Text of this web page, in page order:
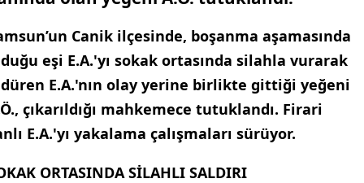
Canik ilçesinde, boşanma aşamasında
eşi E.A.'yı sokak ortasında silahla vurarak
E.A.'nın olay yerine birlikte gittiği yeğeni
çıkarıldığı mahkemece tutuklandı. Firari
E.A.'yı yakalama çalışmaları sürüyor.
ORTASINDA SİLAHLI SALDIRI